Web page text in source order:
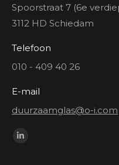
Spoorstraat 7 (6e
3112 HD Schiedam
Telefoon
010 - 409 40 26
E-mail
duurzaamglas@o-i.com
Vind ons op:
Linkedin